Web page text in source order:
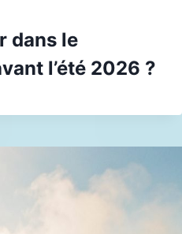
dans le
l’été 2026 ?